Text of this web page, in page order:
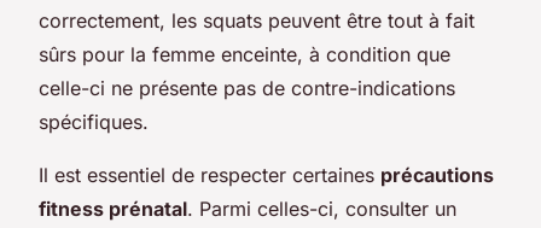
correctement, les squats peuvent être tout à fait
sûrs pour la femme enceinte, à condition que
celle-ci ne présente pas de contre-indications
spécifiques.
Il est essentiel de respecter certaines précautions
fitness prénatal. Parmi celles-ci, consulter un